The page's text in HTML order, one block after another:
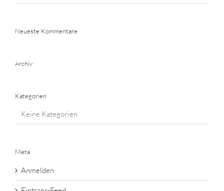
Neueste Kommentare
Archiv
Kategorien
Keine Kategorien
Meta
Anmelden